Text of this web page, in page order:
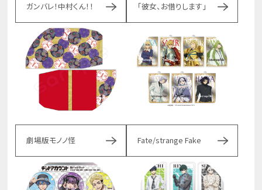
ガンバレ！中村くん！！ 「彼女、お借りします」
劇場版モノノ怪 Fate/strange Fake